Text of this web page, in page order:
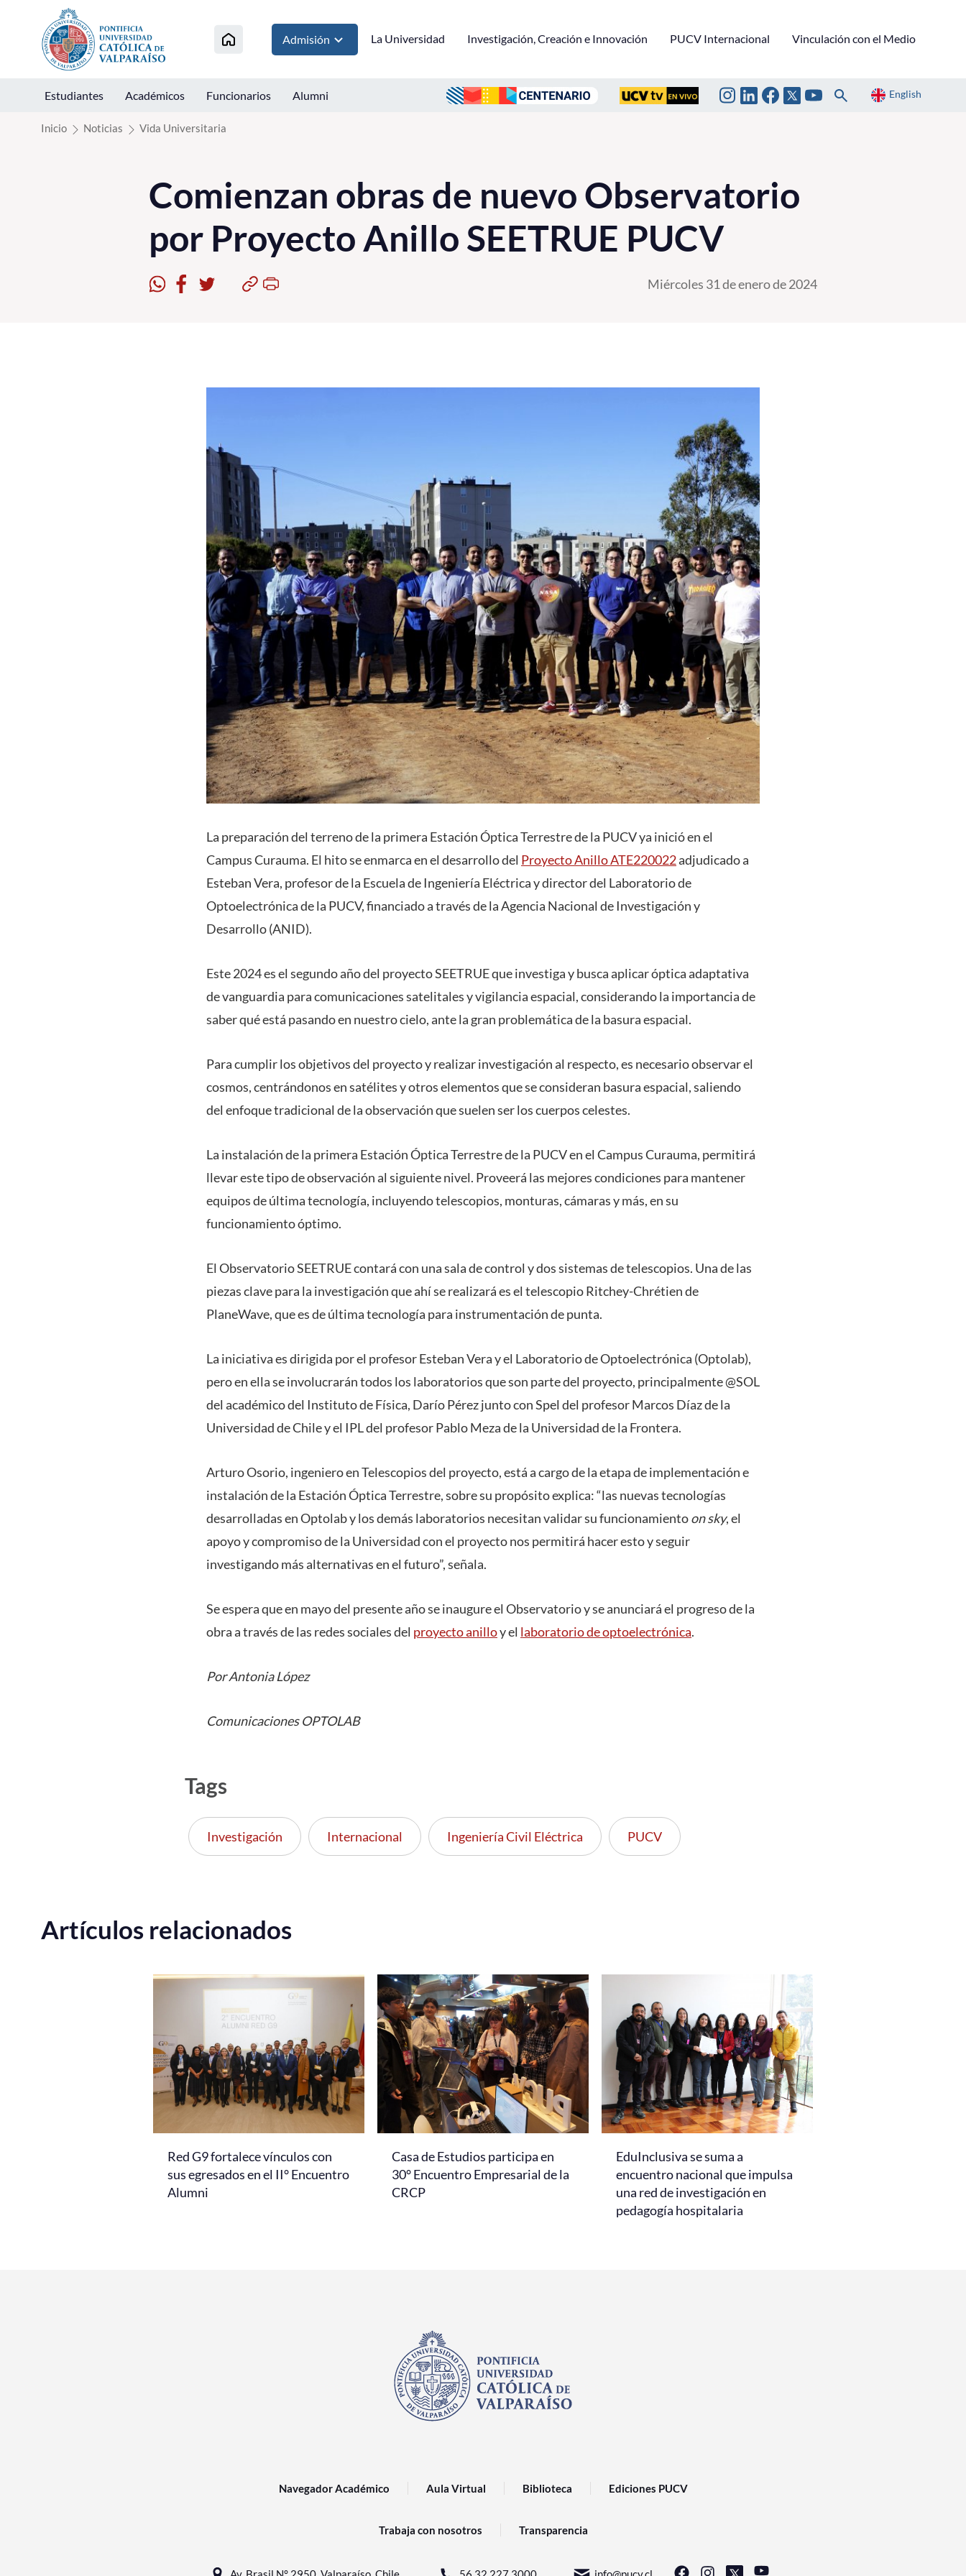
Click acá para ir directamente al contenido
Admisión La Universidad Investigación, Creación e Innovación PUCV Internacional Vinculación con el Medio
Estudiantes Académicos Funcionarios Alumni English
Inicio Noticias Vida Universitaria
Comienzan obras de nuevo Observatorio
por Proyecto Anillo SEETRUE PUCV
Miércoles 31 de enero de 2024
La preparación del terreno de la primera Estación Óptica Terrestre de la PUCV ya inició en el
Campus Curauma. El hito se enmarca en el desarrollo del Proyecto Anillo ATE220022adjudicado a
Esteban Vera, profesor de la Escuela de Ingeniería Eléctrica y director del Laboratorio de
Optoelectrónica de la PUCV, financiado a través de la Agencia Nacional de Investigación y
Desarrollo (ANID).
Este 2024 es el segundo año del proyecto SEETRUE que investiga y busca aplicar óptica adaptativa
de vanguardia para comunicaciones satelitales y vigilancia espacial, considerando la importancia de
saber qué está pasando en nuestro cielo, ante la gran problemática de la basura espacial.
Para cumplir los objetivos del proyecto y realizar investigación al respecto, es necesario observar el
cosmos, centrándonos en satélites y otros elementos que se consideran basura espacial, saliendo
del enfoque tradicional de la observación que suelen ser los cuerpos celestes.
La instalación de la primera Estación Óptica Terrestre de la PUCV en el Campus Curauma, permitirá
llevar este tipo de observación al siguiente nivel. Proveerá las mejores condiciones para mantener
equipos de última tecnología, incluyendo telescopios, monturas, cámaras y más, en su
funcionamiento óptimo.
El Observatorio SEETRUE contará con una sala de control y dos sistemas de telescopios. Una de las
piezas clave para la investigación que ahí se realizará es el telescopio Ritchey-Chrétien de
PlaneWave, que es de última tecnología para instrumentación de punta.
La iniciativa es dirigida por el profesor Esteban Vera y el Laboratorio de Optoelectrónica (Optolab),
pero en ella se involucrarán todos los laboratorios que son parte del proyecto, principalmente @SOL
del académico del Instituto de Física, Darío Pérez junto con Spel del profesor Marcos Díaz de la
Universidad de Chile y el IPL del profesor Pablo Meza de la Universidad de la Frontera.
Arturo Osorio, ingeniero en Telescopios del proyecto, está a cargo de la etapa de implementación e
instalación de la Estación Óptica Terrestre, sobre su propósito explica: “las nuevas tecnologías
desarrolladas en Optolab y los demás laboratorios necesitan validar su funcionamientoon sky, el
apoyo y compromiso de la Universidad con el proyecto nos permitirá hacer esto y seguir
investigando más alternativas en el futuro”, señala.
Se espera que en mayo del presente año se inaugure el Observatorio y se anunciará el progreso de la
obra a través de las redes sociales del proyecto anilloy el laboratorio de optoelectrónica.
Por Antonia López
Comunicaciones OPTOLAB
Tags
Investigación Internacional Ingeniería Civil Eléctrica PUCV
Artículos relacionados
Red G9 fortalece vínculos con
sus egresados en el II° Encuentro
Alumni
Casa de Estudios participa en
30° Encuentro Empresarial de la
CRCP
EduInclusiva se suma a
encuentro nacional que impulsa
una red de investigación en
pedagogía hospitalaria
Navegador Académico Aula Virtual Biblioteca Ediciones PUCV
Trabaja con nosotros Transparencia